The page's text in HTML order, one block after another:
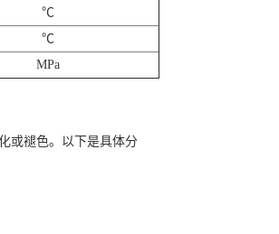
℃
℃
MPa
或褪色。以下是具体分